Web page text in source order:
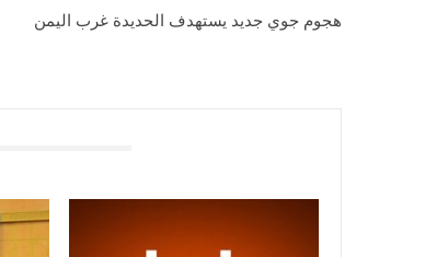
هجوم جوي جديد يستهدف الحديدة غرب اليمن